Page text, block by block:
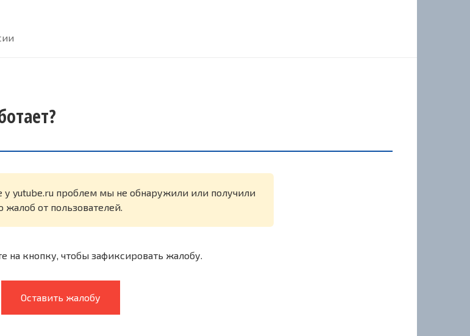
у yutube.ru проблем мы не обнаружили или получили
жалоб от пользователей.
на кнопку, чтобы зафиксировать жалобу.
Оставить жалобу